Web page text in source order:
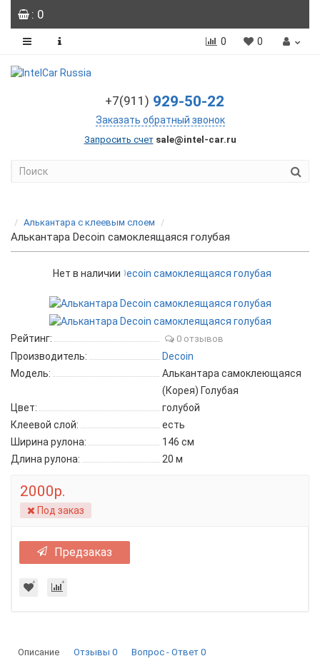
: 0
0 0
+7(911) 929-50-22
Заказать обратный звонок
Запросить счет sale@intel-car.ru
Алькантара с клеевым слоем
Алькантара Decoin самоклеящаяся голубая
Нет в наличии
Рейтинг: 0 отзывов
Производитель:
Decoin
Модель:
Алькантара самоклеющаяся
(Корея) Голубая
Цвет:
голубой
Клеевой слой:
есть
Ширина рулона:
146 см
Длина рулона:
20 м
2000р.
Под заказ
Предзаказ
Описание Отзывы 0 Вопрос - Ответ 0